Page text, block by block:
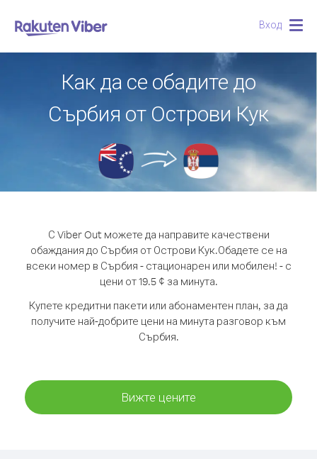
Вход
Как да се обадите до
Сърбия от Острови Кук
С Viber Out можете да направите качествени
обаждания до Сърбия от Острови Кук.Обадете се на
всеки номер в Сърбия - стационарен или мобилен! - с
цени от 19.5 ¢ за минута.
Купете кредитни пакети или абонаментен план, за да
получите най-добрите цени на минута разговор към
Сърбия.
Вижте цените